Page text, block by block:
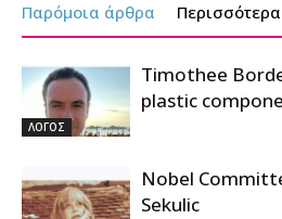
Παρόμοια άρθρα Περισσότερα
ΛΟΓΟΣ
Timothee
plastic
Nobel
Sekulic